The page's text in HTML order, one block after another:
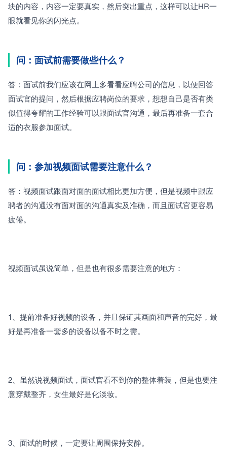
块的内容，内容一定要真实，然后突出重点，这样可以让HR一
眼就看见你的闪光点。
问：面试前需要做些什么？
答：面试前我们应该在网上多看看应聘公司的信息，以便回答
面试官的提问，然后根据应聘岗位的要求，想想自己是否有类
似值得夸耀的工作经验可以跟面试官沟通，最后再准备一套合
适的衣服参加面试。
问：参加视频面试需要注意什么？
答：视频面试跟面对面的面试相比更加方便，但是视频中跟应
聘者的沟通没有面对面的沟通真实及准确，而且面试官更容易
疲倦。
视频面试虽说简单，但是也有很多需要注意的地方：
1、 提前准备好视频的设备，并且保证其画面和声音的完好，最
好是再准备一套多的设备以备不时之需。
2、 虽然说视频面试，面试官看不到你的整体着装，但是也要注
意穿戴整齐，女生最好是化淡妆。
3、 面试的时候，一定要让周围保持安静。